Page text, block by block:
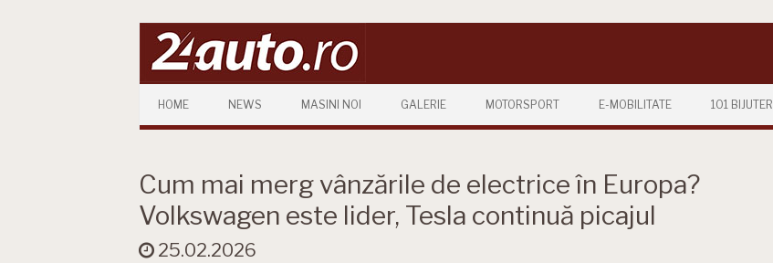
HOME NEWS MASINI NOI GALERIE MOTORSPORT E-MOBILITATE 101 BIJUTERII
Cum mai merg vânzările de electrice în Europa?
Volkswagen este lider, Tesla continuă picajul
25.02.2026